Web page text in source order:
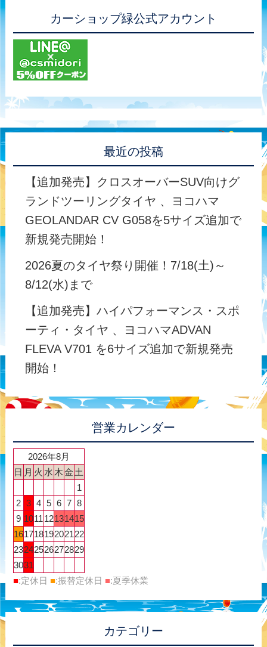
カーショップ緑公式アカウント
最近の投稿
【追加発売】クロスオーバーSUV向けグ
ランドツーリングタイヤ 、ヨコハマ
GEOLANDAR CV G058を5サイズ追加で
新規発売開始！
2026夏のタイヤ祭り開催！7/18(土)～
8/12(水)まで
【追加発売】ハイパフォーマンス・スポ
ーティ・タイヤ 、ヨコハマADVAN
FLEVA V701 を6サイズ追加で新規発売
開始！
営業カレンダー
2026年8月
日 月 火 水 木金 土
1
2 3 4 5 6 7 8
9 1011 12131415
16171819202122
23242526272829
3031
■:定休日 ■:振替定休日 ■:夏季休業
カテゴリー